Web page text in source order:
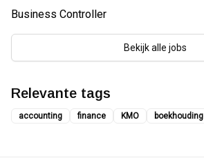
Business Controller
Bekijk alle jobs
Relevante tags
accounting finance KMO boekhouding